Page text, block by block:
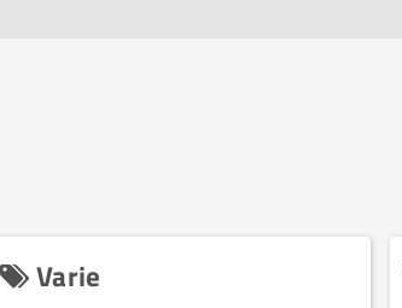
Varie